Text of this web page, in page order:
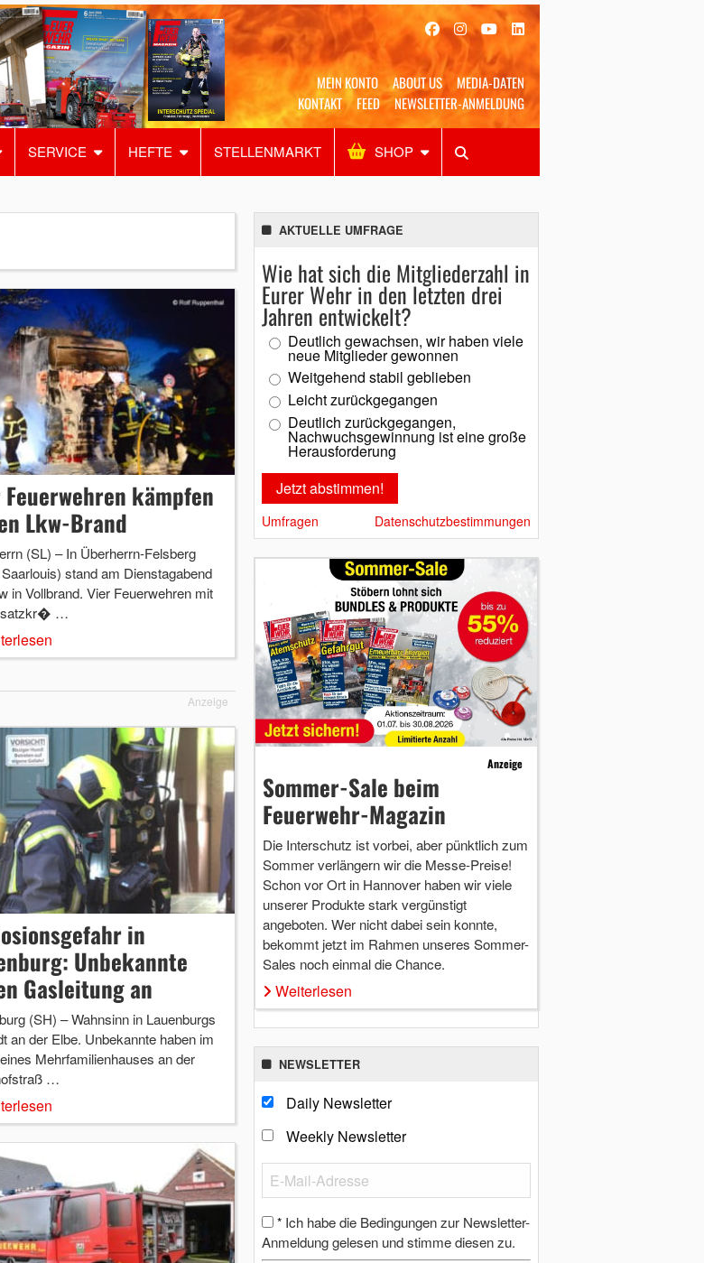
MEIN KONTO ABOUT US
MEDIA-DATEN
KONTAKT
FEED NEWSLETTER-ANMELDUNG
SERVICE HEFTE STELLENMARKT SHOP
Alles Shop SUCHEN
kämpfen
Lkw-Brand
(SL) – In Überherrn-Felsberg
stand am Dienstagabend
in Vollbrand. Vier Feuerwehren mit
…
Anzeige
in
Unbekannte
Gasleitung an
(SH) – Wahnsinn in Lauenburgs
an der Elbe. Unbekannte haben im
Mehrfamilienhauses an der
…
AKTUELLE UMFRAGE
Wie hat sich die Mitgliederzahl in
Eurer Wehr in den letzten drei
Jahren entwickelt?
Deutlich gewachsen, wir haben viele
neue Mitglieder gewonnen
Weitgehend stabil geblieben
Leicht zurückgegangen
Deutlich zurückgegangen,
Nachwuchsgewinnung ist eine große
Herausforderung
Umfragen Datenschutzbestimmungen
Anzeige
Sommer-Sale beim
Feuerwehr-Magazin
Die Interschutz ist vorbei, aber pünktlich zum
Sommer verlängern wir die Messe-Preise!
Schon vor Ort in Hannover haben wir viele
unserer Produkte stark vergünstigt
angeboten. Wer nicht dabei sein konnte,
bekommt jetzt im Rahmen unseres Sommer-
Sales noch einmal die Chance.
Weiterlesen
NEWSLETTER
Daily Newsletter
Weekly Newsletter
* Ich habe die Bedingungen zur Newsletter-
Anmeldung gelesen und stimme diesen zu.